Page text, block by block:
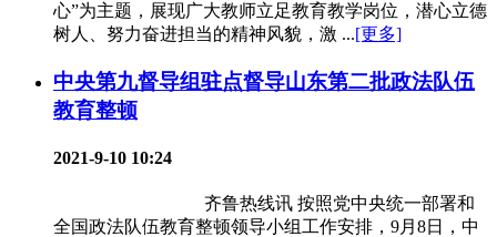
心”为主题，展现广大教师立足教育教学岗位，潜心立德
树人、努力奋进担当的精神风貌，激 ...[更多]
中央第九督导组驻点督导山东第二批政法队伍
教育整顿
2021-9-10 10:24
齐鲁热线讯 按照党中央统一部署和
全国政法队伍教育整顿领导小组工作安排，9月8日，中